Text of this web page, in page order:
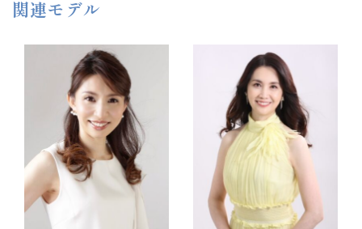
関連モデル
50代
151cm
50代
158cm